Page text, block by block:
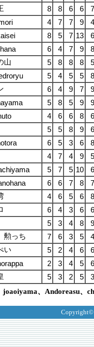
8 8 6 6
4 7 7 9
8 5 7 13
6 4 7 9
山 5 8 8 8
5 4 5 5
6 4 9 7
5 8 5 9
4 6 6 8
5 5 8 9
6 5 3 6
4 7 4 9
5 7 5 10
6 6 7 8
4 6 5 6
6 4 3 6
5 3 4 8
っち 7 6 3 5
い 5 2 4 6
2 3 4 5
5 3 2 5
、Andoreasu、